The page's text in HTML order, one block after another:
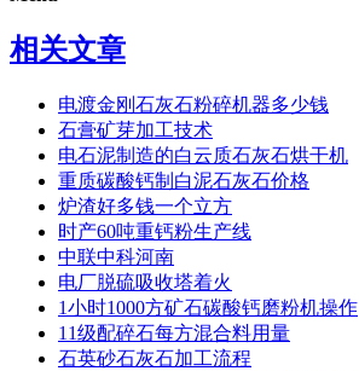
相关文章
电渡金刚石灰石粉碎机器多少钱
石膏矿芽加工技术
电石泥制造的白云质石灰石烘干机
重质碳酸钙制白泥石灰石价格
炉渣好多钱一个立方
时产60吨重钙粉生产线
中联中科河南
电厂脱硫吸收塔着火
1小时1000方矿石碳酸钙磨粉机操作
11级配碎石每方混合料用量
石英砂石灰石加工流程